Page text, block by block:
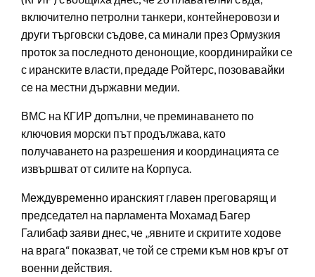
включително петролни танкери, контейнеровози и
други търговски съдове, са минали през Ормузкия
проток за последното денонощие, координирайки се
с иранските власти, предаде Ройтерс, позовавайки
се на местни държавни медии.
ВМС на КГИР допълни, че преминаването по
ключовия морски път продължава, като
получаването на разрешения и координацията се
извършват от силите на Корпуса.
Междувременно иранският главен преговарящ и
председател на парламента Мохамад Багер
Галибаф заяви днес, че „явните и скритите ходове
на врага“ показват, че той се стреми към нов кръг от
военни действия.